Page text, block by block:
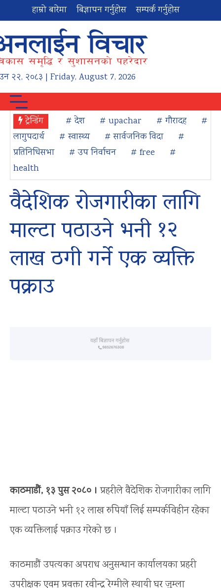
हाम्रो बारेमा बिज्ञापन गर्नुहोस सम्पर्क गर्नुहोस
२२, २०८३ | Friday, August 7, 2026
ट्रेन्डिंग # देश # upachar # गौरादह
#
लागुपदार्थ
# स्वास्थ्य # सार्वजनिक विदा
#
प्रतिनिधिसभा
# उप निर्वाचन # free
#
health
वैदेशिक रोजगारीका लागि
माल्टा पठाउने भनी १२
लाख ठगी गर्ने एक व्यक्ति
पक्राउ
काठमाडौं, १३ पुस २०८० । प्रहरीले वैदेशिक रोजगारीका लागि
माल्टा पठाउने भनी १२ लाख रुपियाँ लिई सम्पर्कविहीन रहेका
एक व्यक्तिलाई पक्राउ गरेको छ ।
काठमाडौं उपत्यका अपराध अनुसन्धान कार्यालयका प्रहरी
उपरीक्षक एवम् प्रवक्ता रवीन्द्र रेग्मीले स्थायी घर जुम्ला